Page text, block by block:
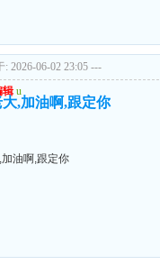
: 2026-06-02 23:05 ---
辑 u
,加油啊,跟定你
油啊,跟定你